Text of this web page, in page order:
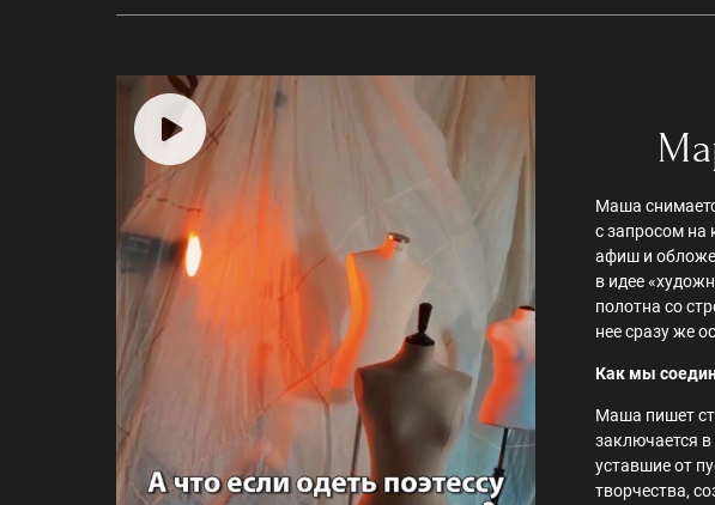
Маша
с запросом на
афиш и
в идее
полотна со
нее сразу же
Как мы
Маша пишет
заключается
уставшие от
творчества,